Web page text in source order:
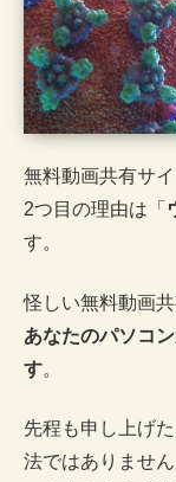
無料動画共有サ
2つ目の理由は「
す。
怪しい無料動画
あなたのパソコ
す。
先程も申し上げ
法ではありませ